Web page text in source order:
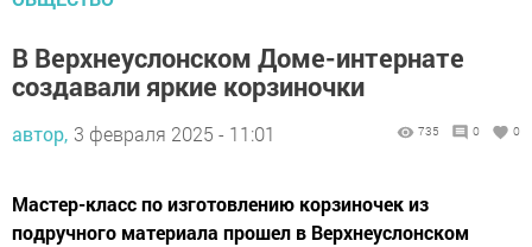
В Верхнеуслонском Доме-интернате
создавали яркие корзиночки
автор, 3 февраля 2025 - 11:01 735 0 0
Мастер-класс по изготовлению корзиночек из
подручного материала прошел в Верхнеуслонском